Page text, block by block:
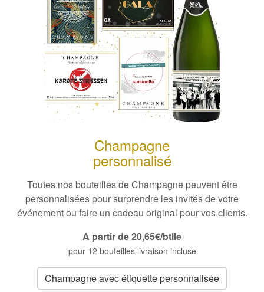
Champagne
personnalisé
Toutes nos bouteilles de Champagne peuvent être
personnalisées pour surprendre les invités de votre
événement ou faire un cadeau original pour vos clients.
A partir de 20,65€/btlle
pour 12 bouteilles livraison incluse
Champagne avec étiquette personnalisée